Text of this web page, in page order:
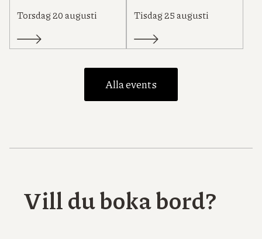
Torsdag 20 augusti Tisdag 25 augusti
Alla events
Vill du boka bord?